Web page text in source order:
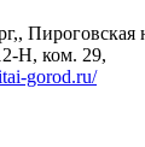
, Пироговская
Н, ком. 29,
gorod.ru/